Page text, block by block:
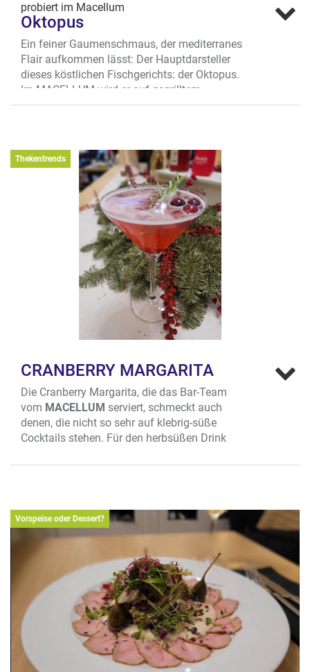
probiert im Macellum
Oktopus
Ein feiner Gaumenschmaus, der mediterranes
Flair aufkommen lässt: Der Hauptdarsteller
dieses köstlichen Fischgerichts: der Oktopus.
Im MACELLUM wird er auf gegrilltem
mediterranem Gemüse, mit Belugalinsen und
Wo?Bogenstr. 15, Kiepenkerlviertel
Thekentrends
CRANBERRY MARGARITA
Die Cranberry Margarita, die das Bar-Team
vom MACELLUM serviert, schmeckt auch
denen, die nicht so sehr auf klebrig-süße
Cocktails stehen. Für den herbsüßen Drink
alkoholische Komponente werden Tequila und
Wo? Bogenstr. 15, City
Vorspeise oder Dessert?